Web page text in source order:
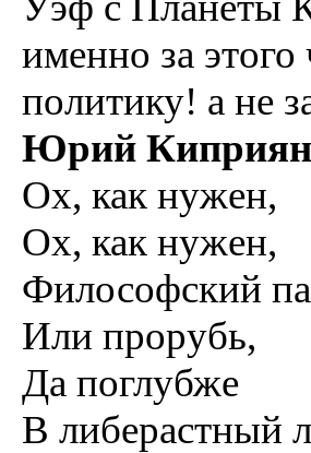
именно за
политику! а не
Юрий
Ох, как нужен,
Ох, как нужен,
Философский
Или прорубь,
Да поглубже
В либерастный